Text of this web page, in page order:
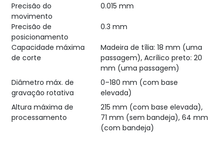
Precisão do
movimento
0.015 mm
Precisão de
posicionamento
0.3 mm
Capacidade máxima
de corte
Madeira de tília: 18 mm (uma
passagem), Acrílico preto: 20
mm (uma passagem)
Diâmetro máx. de
gravação rotativa
0–180 mm (com base
elevada)
Altura máxima de
processamento
215 mm (com base elevada),
71 mm (sem bandeja), 64 mm
(com bandeja)